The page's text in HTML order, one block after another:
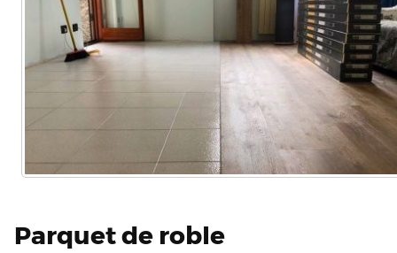
Parquet de roble